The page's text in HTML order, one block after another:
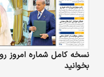
نسخه کامل شماره امروز
بخوانید